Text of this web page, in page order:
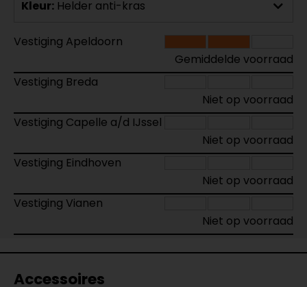
Kleur: Helder anti-kras
Vestiging Apeldoorn
Gemiddelde voorraad
Vestiging Breda
Niet op voorraad
Vestiging Capelle a/d IJssel
Niet op voorraad
Vestiging Eindhoven
Niet op voorraad
Vestiging Vianen
Niet op voorraad
Accessoires